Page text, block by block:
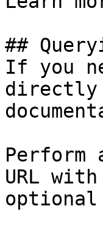
##
If you
directly
Perform
URL